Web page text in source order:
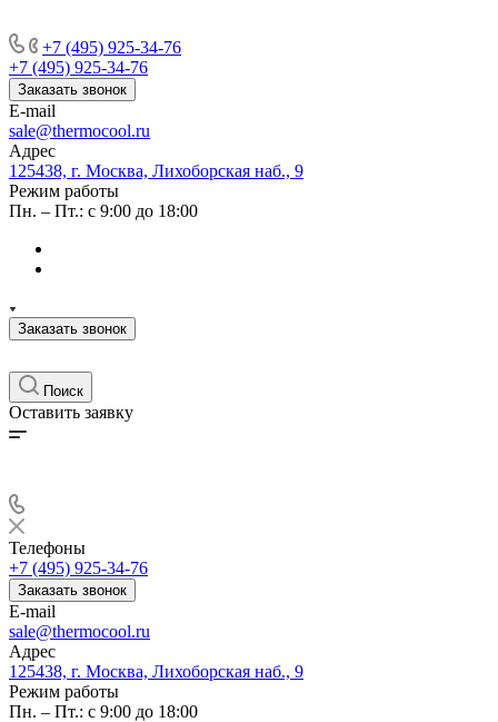
+7 (495) 925-34-76
+7 (495) 925-34-76
Заказать звонок
E-mail
sale@thermocool.ru
Адрес
125438, г. Москва, Лихоборская наб., 9
Режим работы
Пн. – Пт.: с 9:00 до 18:00
Заказать звонок
Поиск
Оставить заявку
Телефоны
+7 (495) 925-34-76
Заказать звонок
E-mail
sale@thermocool.ru
Адрес
125438, г. Москва, Лихоборская наб., 9
Режим работы
Пн. – Пт.: с 9:00 до 18:00